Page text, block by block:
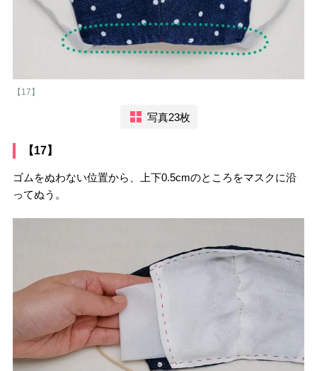
【17】
写真23枚
【17】
ゴムをぬわない位置から、上下0.5cmのところをマスクに沿
ってぬう。